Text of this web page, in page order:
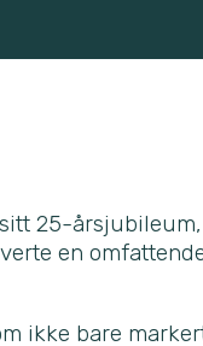
25-
en
ikke bare